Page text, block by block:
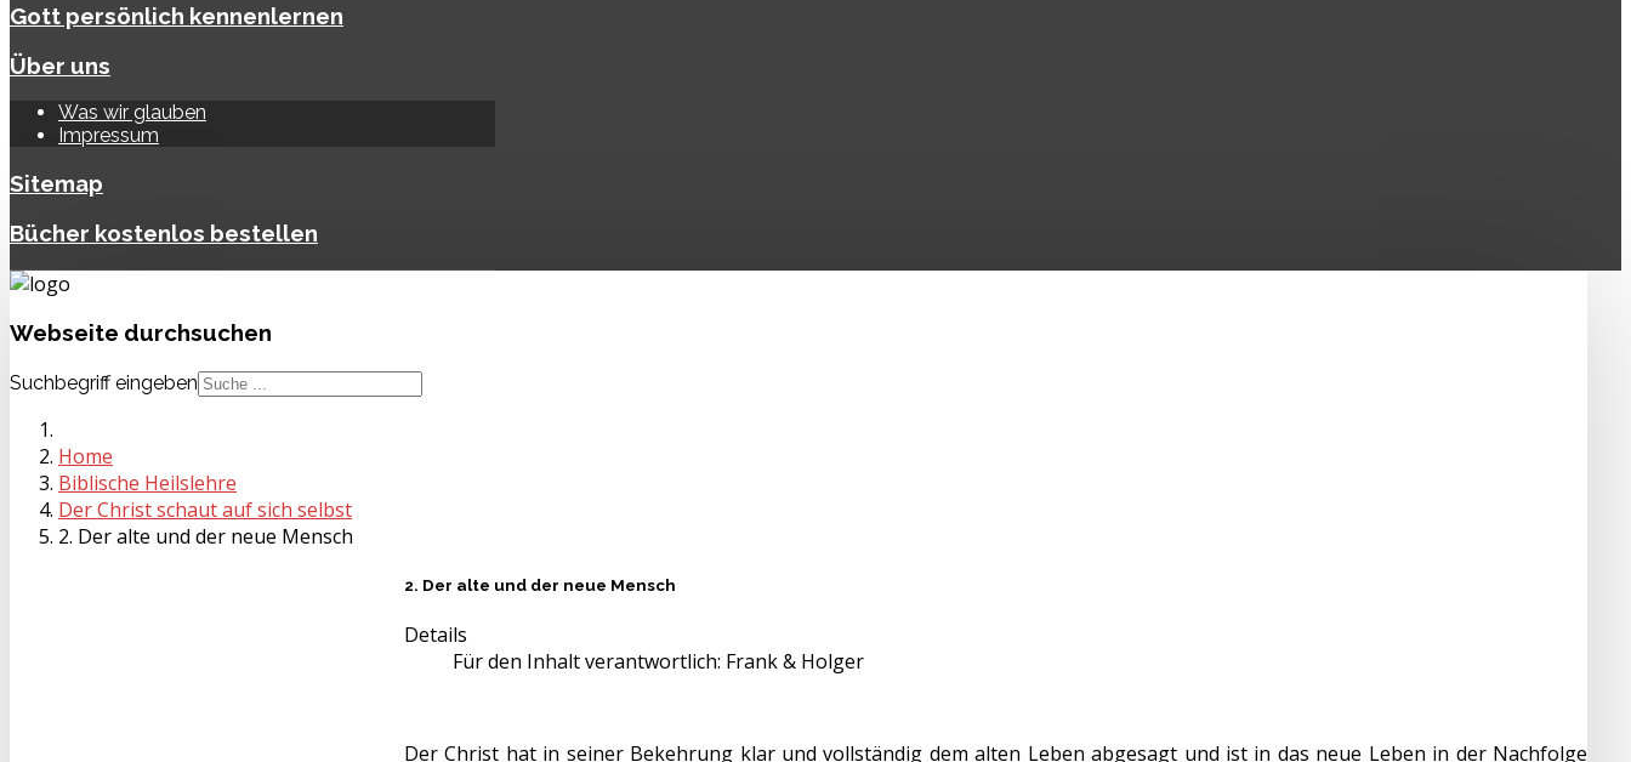
Gott persönlich kennenlernen
Über uns
Was wir glauben
Impressum
Sitemap
Bücher kostenlos bestellen
Webseite durchsuchen
Suchbegriff eingeben
Home
Biblische Heilslehre
Der Christ schaut auf sich selbst
2. Der alte und der neue Mensch
2. Der alte und der neue Mensch
Details
Für den Inhalt verantwortlich: Frank & Holger
Der Christ hat in seiner Bekehrung klar und vollständig dem alten Leben abgesagt und ist in das neue Leben in der Nachfolge